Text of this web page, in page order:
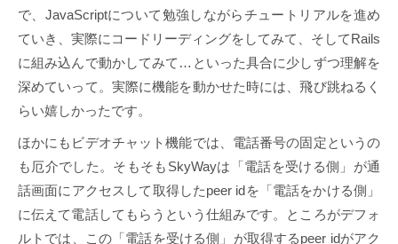
で、JavaScriptについて勉強しながらチュートリアルを進め
ていき、実際にコードリーディングをしてみて、そしてRails
に組み込んで動かしてみて…といった具合に少しずつ理解を
深めていって。実際に機能を動かせた時には、飛び跳ねるく
らい嬉しかったです。
ほかにもビデオチャット機能では、電話番号の固定というの
も厄介でした。そもそもSkyWayは「電話を受ける側」が通
話画面にアクセスして取得したpeer idを「電話をかける側」
に伝えて電話してもらうという仕組みです。ところがデフォ
ルトでは、この「電話を受ける側」が取得するpeer idがアク